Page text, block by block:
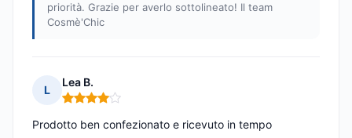
priorità. Grazie per averlo sottolineato! Il team
Cosmè'Chic
L
Lea B.
Nota: 4 su 5
Prodotto ben confezionato e ricevuto in tempo